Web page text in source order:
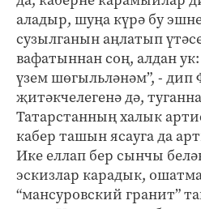
аладыр, шуңа күрә бу
сузылганын аңлатып
вафатыннан соң, алдан
үзем шөгыльләнәм”, -
җитәкчелегенә дә,
Татарстанның халык
кабер ташын ясауга да
Ике еллап бер сынчы
эскизлар карадык,
“мансуровский гранит”